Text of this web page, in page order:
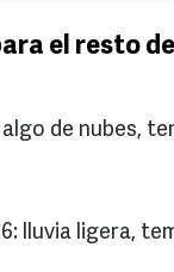
el resto
de nubes,
lluvia ligera,